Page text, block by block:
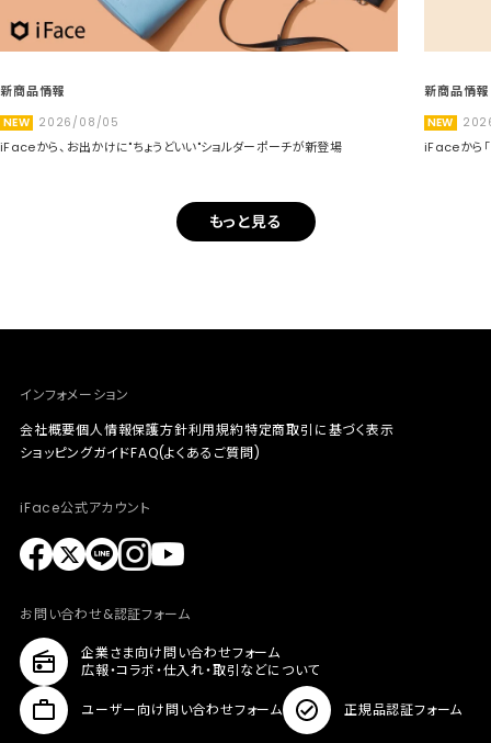
新商品情報
NEW 2026/08/05
iFaceから、お出かけに"ちょうどいい"ショルダーポーチが新登場
新商品情報
NEW
iFaceから
もっと見る
インフォメーション
会社概要個人情報保護方針利用規約特定商取引に基づく表示
ショッピングガイドFAQ(よくあるご質問)
iFace公式アカウント
お問い合わせ&認証フォーム
企業さま向け問い合わせフォーム
広報・コラボ・仕入れ・取引などについて
ユーザー向け問い合わせフォーム 正規品認証フォーム